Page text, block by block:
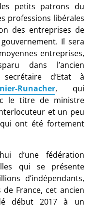
petits patrons du
professions libérales
des entreprises de
Il sera
entreprises,
dans l’ancien
d’Etat à
Runacher, qui
le titre de ministre
et un peu
ont été fortement
d’une fédération
qui se présente
d’indépendants,
France, cet ancien
début 2017 à un